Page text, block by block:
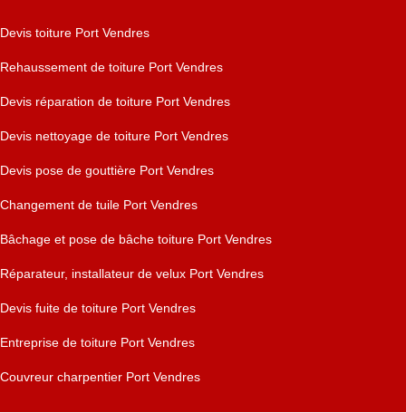
Devis toiture Port Vendres
Rehaussement de toiture Port Vendres
Devis réparation de toiture Port Vendres
Devis nettoyage de toiture Port Vendres
Devis pose de gouttière Port Vendres
Changement de tuile Port Vendres
Bâchage et pose de bâche toiture Port Vendres
Réparateur, installateur de velux Port Vendres
Devis fuite de toiture Port Vendres
Entreprise de toiture Port Vendres
Couvreur charpentier Port Vendres